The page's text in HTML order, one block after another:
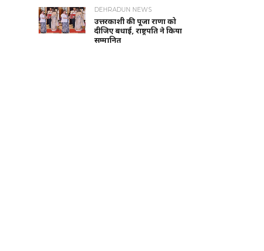
DEHRADUN NEWS
उत्तरकाशी की पूजा राणा को
दीजिए बधाई, राष्ट्रपति ने किया
सम्मानित